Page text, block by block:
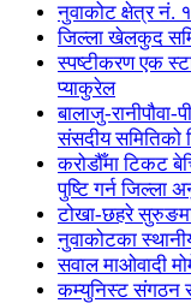
नुवाकोट क्षेत्र नं.
जिल्ला खेलकुद
स्पष्टीकरण एक
प्याकुरेल
बालाजु-
संसदीय समितिको
करोडौँमा टिकट
पुष्टि गर्न जिल्ला
टोखा-छहरे
नुवाकोटका
सवाल माओवादी
कम्युनिस्ट संगठन